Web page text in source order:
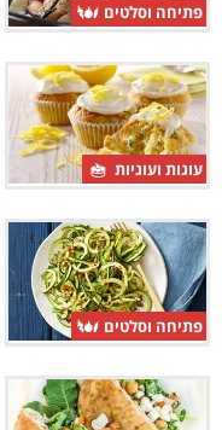
פתיחה וסלטים
עוגות ועוגיות
פתיחה וסלטים